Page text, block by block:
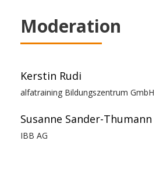
Moderation
Kerstin Rudi
alfatraining Bildungszentrum GmbH
Susanne Sander-Thumann
IBB AG